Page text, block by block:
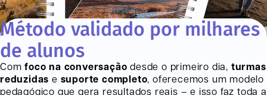
Método validado por milhares
de alunos
Comfoco na conversação desde o primeiro dia, turmas
reduzidas e suporte completo, oferecemos um modelo
pedagógico que gera resultados reais – e isso faz toda a